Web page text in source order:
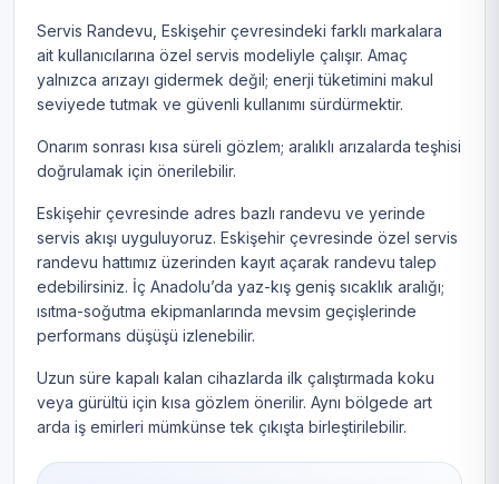
Servis Randevu, Eskişehir çevresindeki farklı markalara
ait kullanıcılarına özel servis modeliyle çalışır. Amaç
yalnızca arızayı gidermek değil; enerji tüketimini makul
seviyede tutmak ve güvenli kullanımı sürdürmektir.
Onarım sonrası kısa süreli gözlem; aralıklı arızalarda teşhisi
doğrulamak için önerilebilir.
Eskişehir çevresinde adres bazlı randevu ve yerinde
servis akışı uyguluyoruz. Eskişehir çevresinde özel servis
randevu hattımız üzerinden kayıt açarak randevu talep
edebilirsiniz. İç Anadolu’da yaz-kış geniş sıcaklık aralığı;
ısıtma-soğutma ekipmanlarında mevsim geçişlerinde
performans düşüşü izlenebilir.
Uzun süre kapalı kalan cihazlarda ilk çalıştırmada koku
veya gürültü için kısa gözlem önerilir. Aynı bölgede art
arda iş emirleri mümkünse tek çıkışta birleştirilebilir.